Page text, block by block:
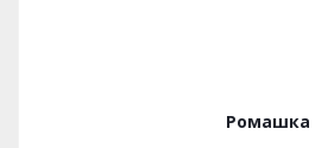
Ромашка